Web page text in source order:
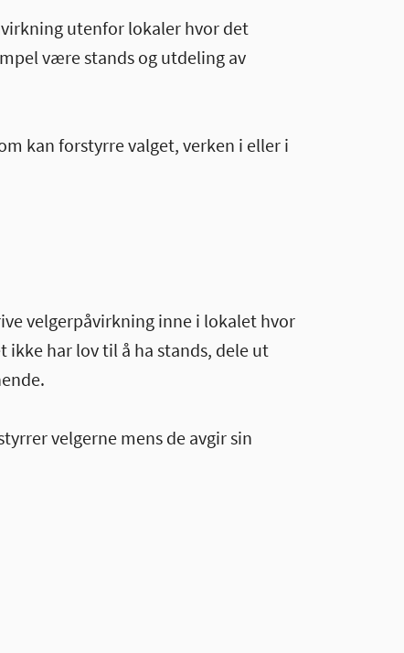
utenfor lokaler hvor det
være stands og utdeling av
kan forstyrre valget, verken i eller i
velgerpåvirkning inne i lokalet hvor
har lov til å ha stands, dele ut
velgerne mens de avgir sin